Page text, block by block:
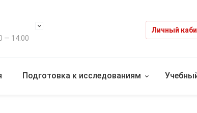
— 14:00
Личный
Подготовка к исследованиям